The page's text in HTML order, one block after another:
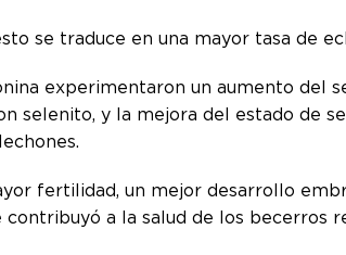
se traduce en una mayor tasa de
experimentaron un aumento del
selenito, y la mejora del estado de
fertilidad, un mejor desarrollo
a la salud de los becerros